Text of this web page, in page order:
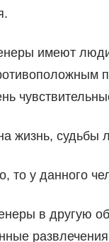
имеют
жизнь, судьбы
у данного
в другую